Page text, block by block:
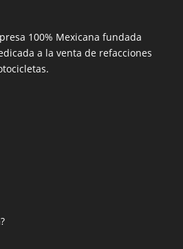
100% Mexicana fundada
a la venta de refacciones